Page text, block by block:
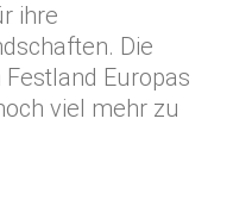
ihre
Die
Europas
viel mehr zu